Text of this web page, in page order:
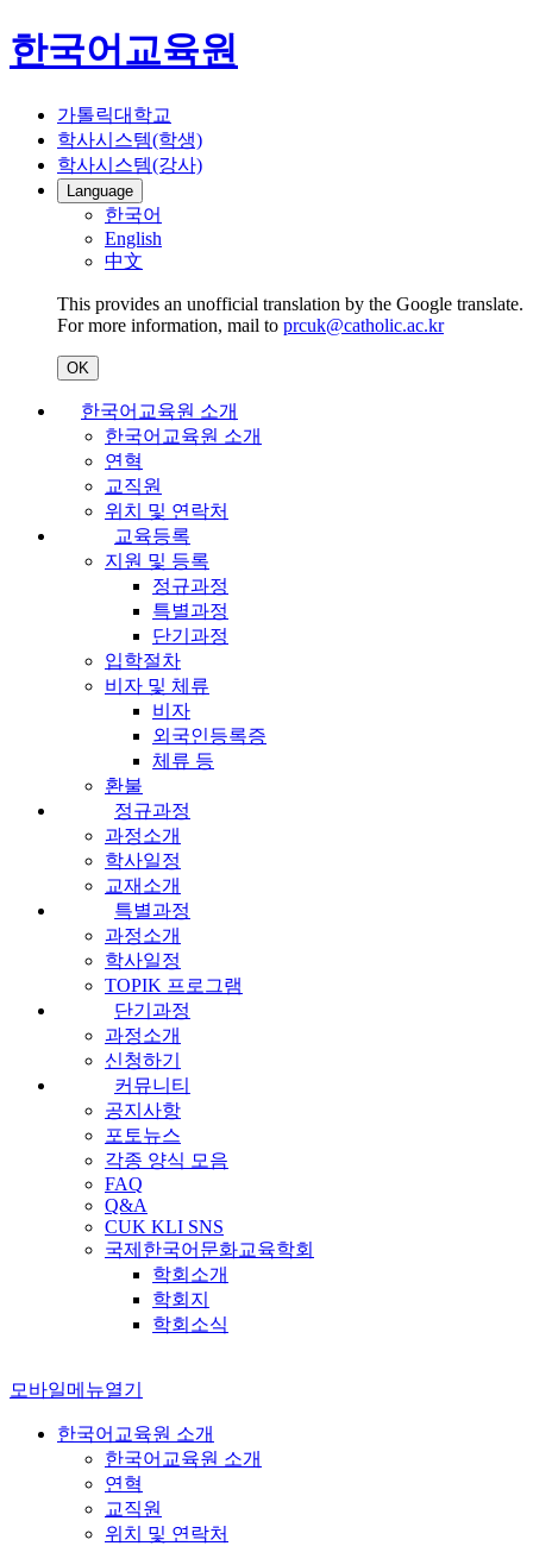
한국어교육원
가톨릭대학교
학사시스템(학생)
학사시스템(강사)
Language
한국어
English
中文
This provides an unofficial translation by the Google translate.
For more information, mail to prcuk@catholic.ac.kr
OK
한국어교육원 소개
한국어교육원 소개
연혁
교직원
위치 및 연락처
교육등록
지원 및 등록
정규과정
특별과정
단기과정
입학절차
비자 및 체류
비자
외국인등록증
체류 등
환불
정규과정
과정소개
학사일정
교재소개
특별과정
과정소개
학사일정
TOPIK 프로그램
단기과정
과정소개
신청하기
커뮤니티
공지사항
포토뉴스
각종 양식 모음
FAQ
Q&A
CUK KLI SNS
국제한국어문화교육학회
학회소개
학회지
학회소식
모바일메뉴열기
한국어교육원 소개
한국어교육원 소개
연혁
교직원
위치 및 연락처